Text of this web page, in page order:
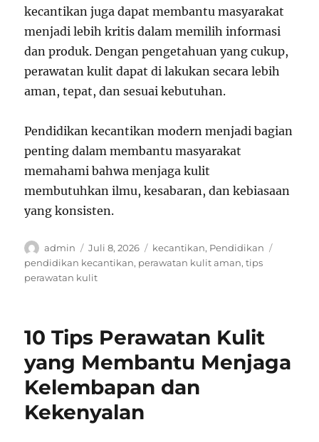
kecantikan juga dapat membantu masyarakat
menjadi lebih kritis dalam memilih informasi
dan produk. Dengan pengetahuan yang cukup,
perawatan kulit dapat di lakukan secara lebih
aman, tepat, dan sesuai kebutuhan.
Pendidikan kecantikan modern menjadi bagian
penting dalam membantu masyarakat
memahami bahwa menjaga kulit
membutuhkan ilmu, kesabaran, dan kebiasaan
yang konsisten.
Author
admin
Posted
on
Juli 8, 2026 Categories
kecantikan, Pendidikan
pendidikan kecantikan, perawatan kulit aman,tips
perawatan kulit
10 Tips Perawatan Kulit
yang Membantu Menjaga
Kelembapan dan
Kekenyalan